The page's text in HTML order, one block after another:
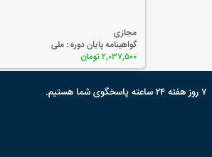
مجازی
گواهینامه پایان دوره : ملی
۲,۰۳۷,۵۰۰ تومان
۷ روز هفته ۲۴ ساعته پاسخگوی شما هستیم.